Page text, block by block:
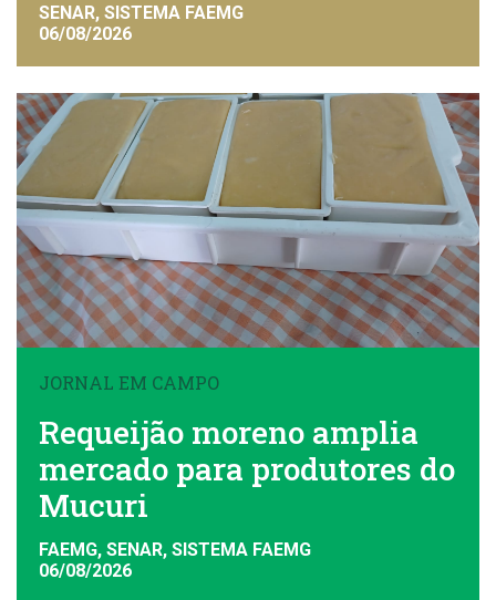
SENAR, SISTEMA FAEMG
06/08/2026
JORNAL EM CAMPO
Requeijão moreno amplia
mercado para produtores do
Mucuri
FAEMG, SENAR, SISTEMA FAEMG
06/08/2026